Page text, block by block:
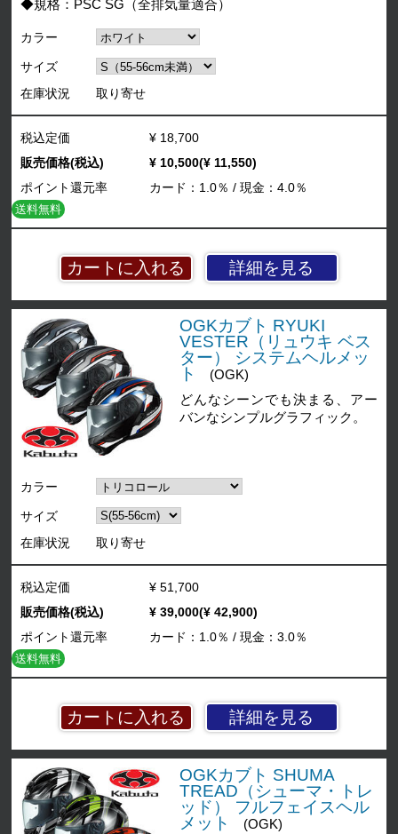
◆規格：PSC SG（全排気量適合）
カラー
サイズ
在庫状況
取り寄せ
詳細を見る
税込定価
¥ 18,700
販売価格(税込)
¥ 10,500(¥ 11,550)
ポイント還元率
カード：1.0％ / 現金：4.0％
送料無料
OGKカブト RYUKI
VESTER（リュウキ ベス
ター） システムヘルメッ
ト
(OGK)
どんなシーンでも決まる、アー
バンなシンプルグラフィック。
カラー
サイズ
在庫状況
取り寄せ
詳細を見る
税込定価
¥ 51,700
販売価格(税込)
¥ 39,000(¥ 42,900)
ポイント還元率
カード：1.0％ / 現金：3.0％
送料無料
OGKカブト SHUMA
TREAD（シューマ・トレ
ッド） フルフェイスヘル
メット
(OGK)